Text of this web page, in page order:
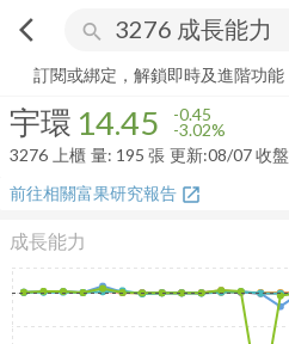
arrow_back_ios search
宇環 14.45-3.02%
訂閱或綁定，解鎖即時及進階功能
宇環 14.45 -0.45
-3.02%
3276 上櫃 量: 195 張 更新:08/07 收盤
前往相關富果研究報告 open_in_new
成長能力